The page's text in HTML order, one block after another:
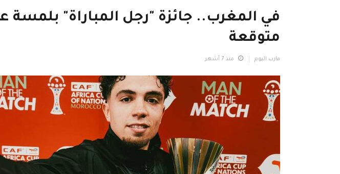
في المغرب.. جائزة "رجل المباراة" بلمسة
متوقعة
مارب اليوم منذ 7 أشهر